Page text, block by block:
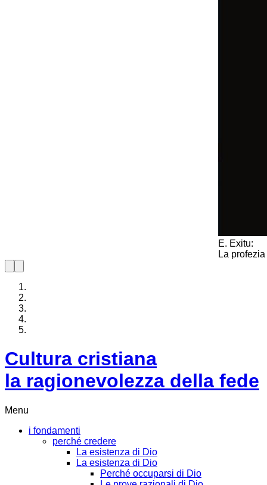
E. Exitu:
La
Cultura cristiana
la ragionevolezza della fede
Menu
i fondamenti
perché credere
La esistenza di Dio
La esistenza di Dio
Perché occuparsi di Dio